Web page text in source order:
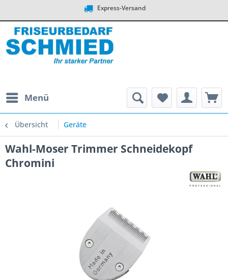
Express-Versand
Menü
Übersicht Geräte
Wahl-Moser Trimmer Schneidekopf
Chromini